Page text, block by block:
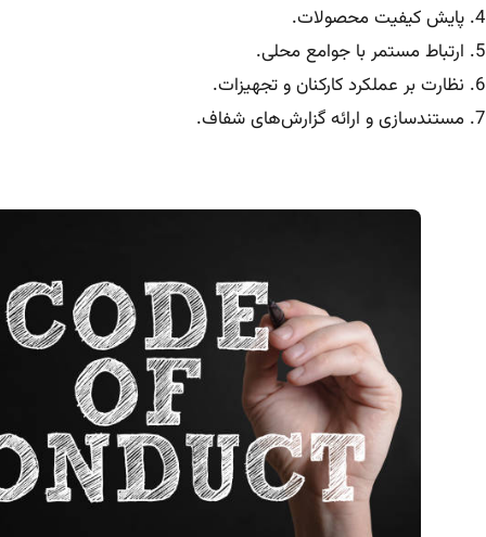
پایش کیفیت محصولات.
ارتباط مستمر با جوامع محلی.
نظارت بر عملکرد کارکنان و تجهیزات.
مستندسازی و ارائه گزارش‌های شفاف.